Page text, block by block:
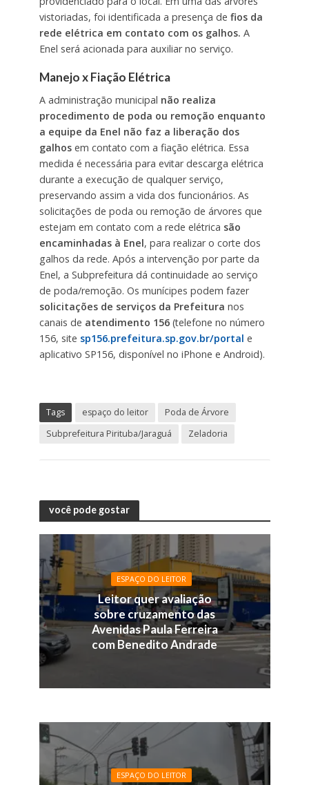
vistoriadas, foi identificada a presença de fios da
rede elétrica em contato com os galhos. A
Enel será acionada para auxiliar no serviço.
Manejo x Fiação Elétrica
A administração municipal não realiza
procedimento de poda ou remoção enquanto
a equipe da Enel não faz a liberação dos
galhosem contato com a fiação elétrica. Essa
medida é necessária para evitar descarga elétrica
durante a execução de qualquer serviço,
preservando assim a vida dos funcionários. As
solicitações de poda ou remoção de árvores que
estejam em contato com a rede elétrica são
encaminhadas à Enel, para realizar o corte dos
galhos da rede. Após a intervenção por parte da
Enel, a Subprefeitura dá continuidade ao serviço
de poda/remoção. Os munícipes podem fazer
solicitações de serviços da Prefeitura nos
canais de atendimento 156(telefone no número
156, site sp156.prefeitura.sp.gov.br/portal e
aplicativo SP156, disponível no iPhone e Android).
Tags espaço do leitor
Poda de Árvore
Subprefeitura Pirituba/Jaraguá
Zeladoria
você pode gostar
ESPAÇO DO LEITOR
Leitor quer avaliação
sobre cruzamento das
Avenidas Paula Ferreira
com Benedito Andrade
ESPAÇO DO LEITOR